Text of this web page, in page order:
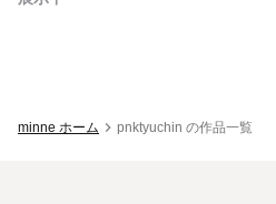
minne ホーム pnktyuchin の作品一覧